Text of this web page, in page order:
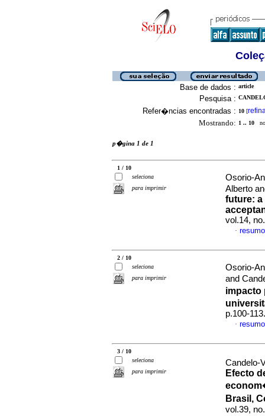
Base de dados : article
Pesquisa :
Refer�ncias encontradas : 10 [
Mostrando: 1 .. 10
p�gina 1 de 1
1 / 10
seleciona
para imprimir
Osorio-
Alberto
future:
vol.14,
·
2 / 10
seleciona
para imprimir
Osorio-
and
p.100-
·
3 / 10
seleciona
para imprimir
Candelo-
Efecto
Brasil,
vol.39,